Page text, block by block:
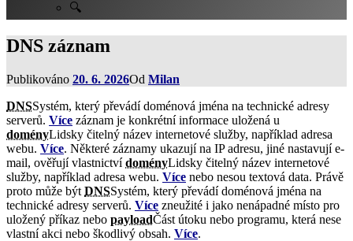
🔍
DNS záznam
Publikováno 20. 6. 2026Od Milan
DNSSystém, který převádí doménová jména na technické adresy
serverů. Více záznam je konkrétní informace uložená u
doményLidsky čitelný název internetové služby, například adresa
webu. Více. Některé záznamy ukazují na IP adresu, jiné nastavují e-
mail, ověřují vlastnictvídoményLidsky čitelný název internetové
služby, například adresa webu. Více nebo nesou textová data. Právě
proto může být DNSSystém, který převádí doménová jména na
technické adresy serverů. Více zneužité i jako nenápadné místo pro
uložený příkaz nebo payloadČást útoku nebo programu, která nese
vlastní akci nebo škodlivý obsah. Více.